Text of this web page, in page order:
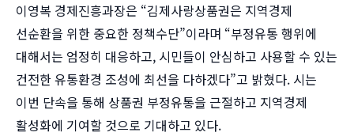
이영복 경제진흥과장은 “김제사랑상품권은 지역경제
선순환을 위한 중요한 정책수단”이라며 “부정유통 행위에
대해서는 엄정히 대응하고, 시민들이 안심하고 사용할 수 있는
건전한 유통환경 조성에 최선을 다하겠다”고 밝혔다. 시는
이번 단속을 통해 상품권 부정유통을 근절하고 지역경제
활성화에 기여할 것으로 기대하고 있다.